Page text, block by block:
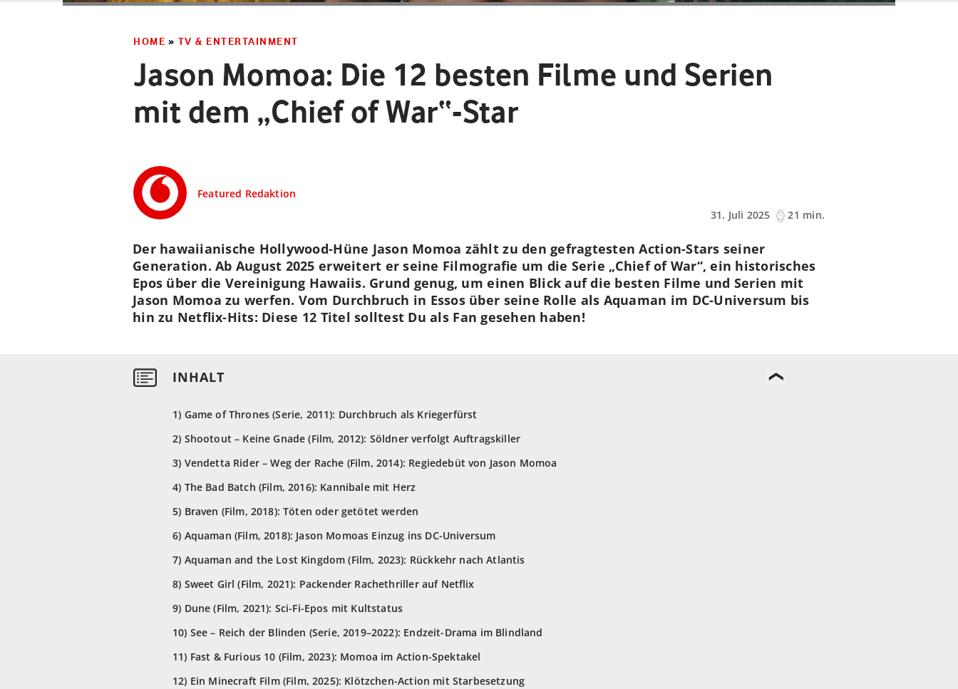
HOME » TV & ENTERTAINMENT
Jason Momoa: Die 12 besten Filme und Serien
mit dem „Chief of War“-Star
Featured Redaktion
31. Juli 2025
21 min.
1) Game of Thrones (Serie, 2011): Durchbruch als Kriegerfürst
2) Shootout – Keine Gnade (Film, 2012): Söldner verfolgt Auftragskiller
3) Vendetta Rider – Weg der Rache (Film, 2014): Regiedebüt von Jason Momoa
4) The Bad Batch (Film, 2016): Kannibale mit Herz
5) Braven (Film, 2018): Töten oder getötet werden
6) Aquaman (Film, 2018): Jason Momoas Einzug ins DC-Universum
7) Aquaman and the Lost Kingdom (Film, 2023): Rückkehr nach Atlantis
8) Sweet Girl (Film, 2021): Packender Rachethriller auf Netflix
9) Dune (Film, 2021): Sci-Fi-Epos mit Kultstatus
10) See – Reich der Blinden (Serie, 2019–2022): Endzeit-Drama im Blindland
11) Fast & Furious 10 (Film, 2023): Momoa im Action-Spektakel
12) Ein Minecraft Film (Film, 2025): Klötzchen-Action mit Starbesetzung
Der hawaiianische Hollywood-Hüne Jason Momoa zählt zu den gefragtesten Action-Stars seiner
Generation. Ab August 2025 erweitert er seine Filmografie um die Serie „Chief of War“, ein historisches
Epos über die Vereinigung Hawaiis. Grund genug, um einen Blick auf die besten Filme und Serien mit
Jason Momoa zu werfen. Vom Durchbruch in Essos über seine Rolle als Aquaman im DC-Universum bis
hin zu Netflix-Hits: Diese 12 Titel solltest Du als Fan gesehen haben!